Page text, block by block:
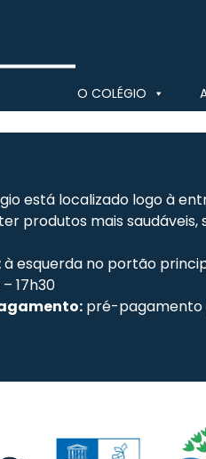
O COLÉGIO
está localizado logo à
produtos mais saudáveis,
à esquerda no portão
– 17h30
pré-pagamento